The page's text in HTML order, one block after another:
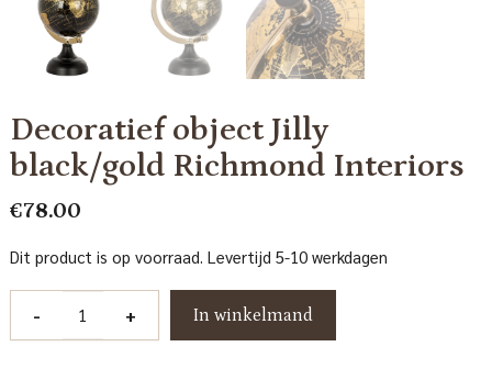
Decoratief object Jilly
black/gold Richmond Interiors
€78.00
Dit product is op voorraad. Levertijd 5-10 werkdagen
- + In winkelmand